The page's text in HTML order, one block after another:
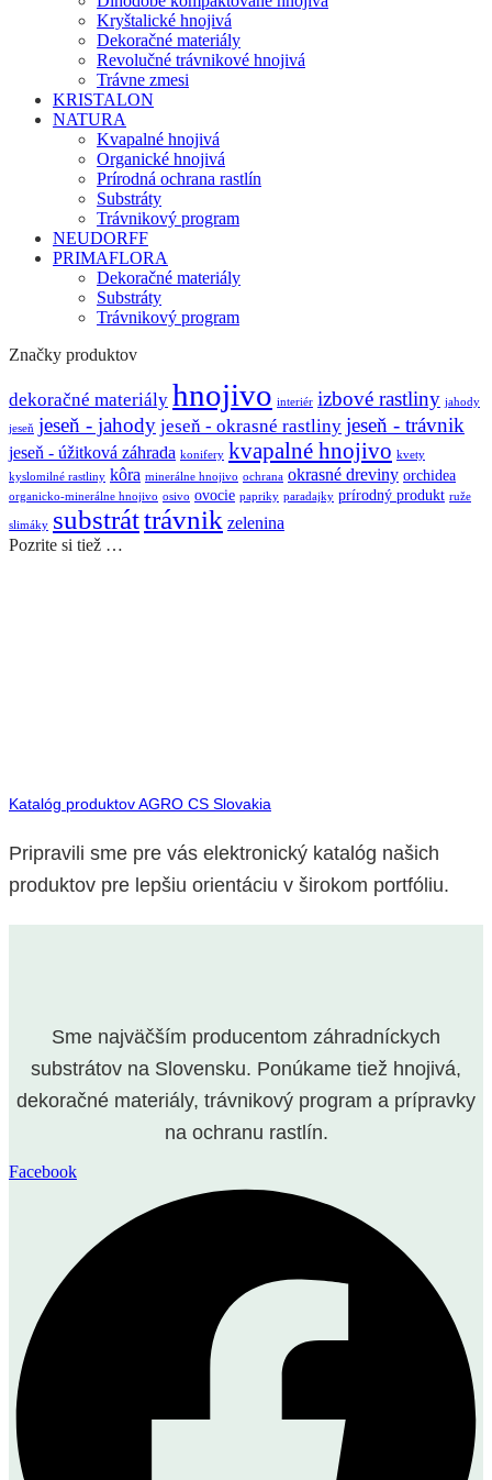
Kryštalické hnojivá
Dekoračné materiály
Revolučné trávnikové hnojivá
Trávne zmesi
KRISTALON
NATURA
Kvapalné hnojivá
Organické hnojivá
Prírodná ochrana rastlín
Substráty
Trávnikový program
NEUDORFF
PRIMAFLORA
Dekoračné materiály
Substráty
Trávnikový program
Značky produktov
dekoračné materiály hnojivo interiér izbové rastliny jahody
jeseň jeseň - jahody jeseň - okrasné rastliny jeseň - trávnik
jeseň - úžitková záhrada konifery kvapalné hnojivo kvety
kyslomilné rastliny kôra minerálne hnojivo ochrana okrasné dreviny orchidea
organicko-minerálne hnojivo osivo ovocie papriky paradajky prírodný produkt ruže
slimáky substráttrávnik zelenina
Pozrite si tiež …
Katalóg produktov AGRO CS Slovakia
Pripravili sme pre vás elektronický katalóg našich
produktov pre lepšiu orientáciu v širokom portfóliu.
Sme najväčším producentom záhradníckych
substrátov na Slovensku. Ponúkame tiež hnojivá,
dekoračné materiály, trávnikový program a prípravky
na ochranu rastlín.
Facebook